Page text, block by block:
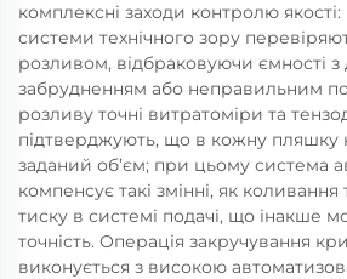
комплексні заходи контролю якості:
системи технічного зору
розливом, відбраковуючи ємності
забрудненням або неправильним
розливу точні витратоміри та
підтверджують, що в кожну пляшку
заданий об’єм; при цьому система
компенсує такі змінні, як
тиску в системі подачі, що інакше
точність. Операція закручування
виконується з високою